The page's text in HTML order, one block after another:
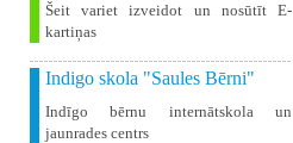
Šeit variet izveidot un nosūtīt E-
kartiņas
Indigo skola "Saules Bērni"
Indīgo bērnu internātskola un
jaunrades centrs